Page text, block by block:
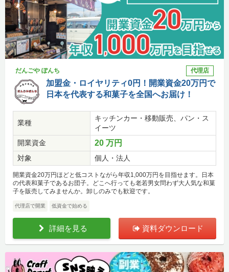
だんごや ぽんち 代理店
加盟金・ロイヤリティ0円！開業資金20万円で
日本を代表する和菓子を全国へお届け！
業種
キッチンカー・移動販売、パン・ス
イーツ
開業資金
20 万円
対象 個人・法人
開業資金20万円ほどと低コストながら年収1,000万円を目指せます。日本
の代表和菓子であるお団子。どこへ行っても老若男女問わず大人気な和菓
子を販売してみませんか。卸しのみでも歓迎です。
代理店で開業 低資金で始める
詳細を見る 資料ダウンロード